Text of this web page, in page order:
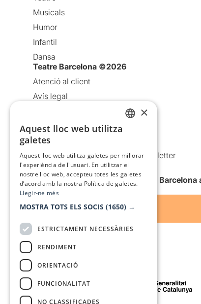
Musicals
Humor
Infantil
Dansa
Teatre Barcelona ©2026
Atenció al client
Avís legal
Política de cookies
Condicions d’ús
Comunicacions comercials i Newsletter
Anuncia’t
Vull rebre la newsletter de Teatre
Amb el suport de
×
Aquest lloc web utilitza
galetes
Aquest lloc web utilitza galetes per millorar
l'experiència de l'usuari. En utilitzar el
nostre lloc web, accepteu totes les galetes
d’acord amb la nostra Política de galetes.
Llegir-ne més
MOSTRA TOTS ELS SOCIS (1650) →
ESTRICTAMENT NECESSÀRIES
RENDIMENT
ORIENTACIÓ
FUNCIONALITAT
NO CLASSIFICADES